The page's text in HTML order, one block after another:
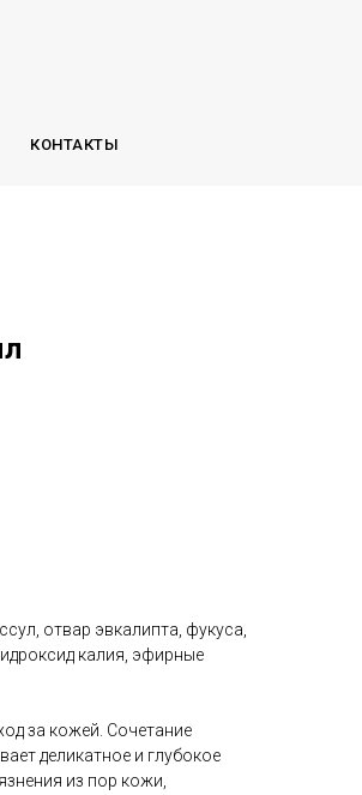
КОНТАКТЫ
отвар эвкалипта, фукуса,
калия, эфирные
за кожей. Сочетание
деликатное и глубокое
из пор кожи,